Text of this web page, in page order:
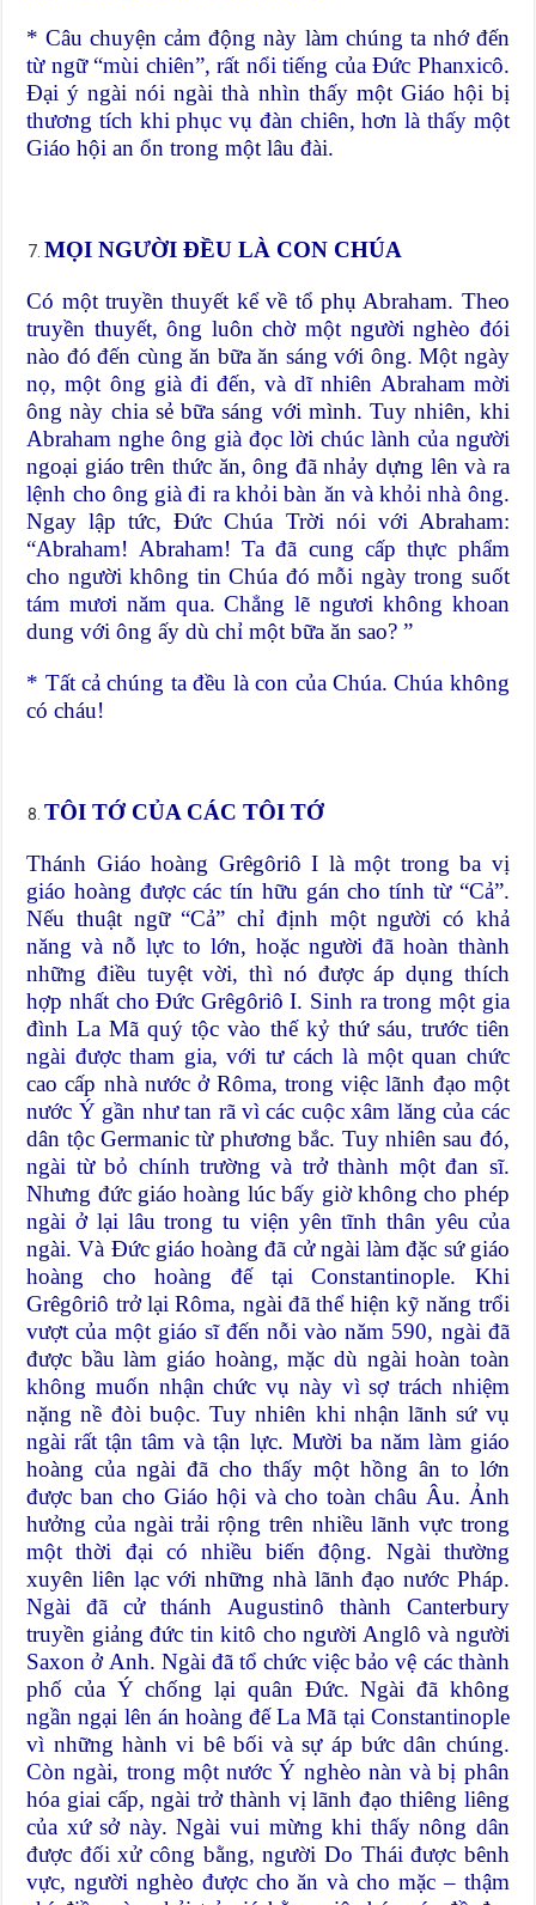
* Câu chuyện cảm động này làm chúng ta nhớ đến
từ ngữ “mùi chiên”, rất nổi tiếng của Đức Phanxicô.
Đại ý ngài nói ngài thà nhìn thấy một Giáo hội bị
thương tích khi phục vụ đàn chiên, hơn là thấy một
Giáo hội an ổn trong một lâu đài.
MỌI NGƯỜI ĐỀU LÀ CON CHÚA
Có một truyền thuyết kể về tổ phụ Abraham. Theo
truyền thuyết, ông luôn chờ một người nghèo đói
nào đó đến cùng ăn bữa ăn sáng với ông. Một ngày
nọ, một ông già đi đến, và dĩ nhiên Abraham mời
ông này chia sẻ bữa sáng với mình. Tuy nhiên, khi
Abraham nghe ông già đọc lời chúc lành của người
ngoại giáo trên thức ăn, ông đã nhảy dựng lên và ra
lệnh cho ông già đi ra khỏi bàn ăn và khỏi nhà ông.
Ngay lập tức, Đức Chúa Trời nói với Abraham:
“Abraham! Abraham! Ta đã cung cấp thực phẩm
cho người không tin Chúa đó mỗi ngày trong suốt
tám mươi năm qua. Chẳng lẽ ngươi không khoan
dung với ông ấy dù chỉ một bữa ăn sao? ”
* Tất cả chúng ta đều là con của Chúa. Chúa không
có cháu!
TÔI TỚ CỦA CÁC TÔI TỚ
Thánh Giáo hoàng Grêgôriô I là một trong ba vị
giáo hoàng được các tín hữu gán cho tính từ “Cả”.
Nếu thuật ngữ “Cả” chỉ định một người có khả
năng và nỗ lực to lớn, hoặc người đã hoàn thành
những điều tuyệt vời, thì nó được áp dụng thích
hợp nhất cho Đức Grêgôriô I. Sinh ra trong một gia
đình La Mã quý tộc vào thế kỷ thứ sáu, trước tiên
ngài được tham gia, với tư cách là một quan chức
cao cấp nhà nước ở Rôma, trong việc lãnh đạo một
nước Ý gần như tan rã vì các cuộc xâm lăng của các
dân tộc Germanic từ phương bắc. Tuy nhiên sau đó,
ngài từ bỏ chính trường và trở thành một đan sĩ.
Nhưng đức giáo hoàng lúc bấy giờ không cho phép
ngài ở lại lâu trong tu viện yên tĩnh thân yêu của
ngài. Và Đức giáo hoàng đã cử ngài làm đặc sứ giáo
hoàng cho hoàng đế tại Constantinople. Khi
Grêgôriô trở lại Rôma, ngài đã thể hiện kỹ năng trổi
vượt của một giáo sĩ đến nỗi vào năm 590, ngài đã
được bầu làm giáo hoàng, mặc dù ngài hoàn toàn
không muốn nhận chức vụ này vì sợ trách nhiệm
nặng nề đòi buộc. Tuy nhiên khi nhận lãnh sứ vụ
ngài rất tận tâm và tận lực. Mười ba năm làm giáo
hoàng của ngài đã cho thấy một hồng ân to lớn
được ban cho Giáo hội và cho toàn châu Âu. Ảnh
hưởng của ngài trải rộng trên nhiều lãnh vực trong
một thời đại có nhiều biến động. Ngài thường
xuyên liên lạc với những nhà lãnh đạo nước Pháp.
Ngài đã cử thánh Augustinô thành Canterbury
truyền giảng đức tin kitô cho người Anglô và người
Saxon ở Anh. Ngài đã tổ chức việc bảo vệ các thành
phố của Ý chống lại quân Đức. Ngài đã không
ngần ngại lên án hoàng đế La Mã tại Constantinople
vì những hành vi bê bối và sự áp bức dân chúng.
Còn ngài, trong một nước Ý nghèo nàn và bị phân
hóa giai cấp, ngài trở thành vị lãnh đạo thiêng liêng
của xứ sở này. Ngài vui mừng khi thấy nông dân
được đối xử công bằng, người Do Thái được bênh
vực, người nghèo được cho ăn và cho mặc – thậm